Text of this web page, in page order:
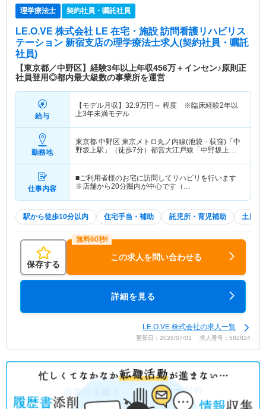
理学療法士 契約社員・嘱託社員
LE.O.VE 株式会社 LE 在宅・施設 訪問看護リハビリス
テーション 新宿支店の理学療法士求人(契約社員・嘱託
社員)
【東京都／中野区】経験3年以上年収456万＋インセン♪原則正
社員登用◎都内最大級数の事業所を運営
給与
【モデル月収】 32.9万円～ 程度 ※臨床経験2年以
上3年未満モデル
勤務地
東京都 中野区 東京メトロ丸ノ内線(池袋－荻窪)「中
野坂上駅」（徒歩7分）都営大江戸線「中野坂上
仕事内容
■ご利用者様のお宅に訪問してリハビリを行います
※店舗から20分圏内が中心です（…
駅から徒歩10分以内 住宅手当・補助 託児所・育児補助 土日祝
保存する
この求人を問い合わせる
詳細を見る
LE.O.VE 株式会社の求人一覧
更新日：2026/07/03 求人番号：582824